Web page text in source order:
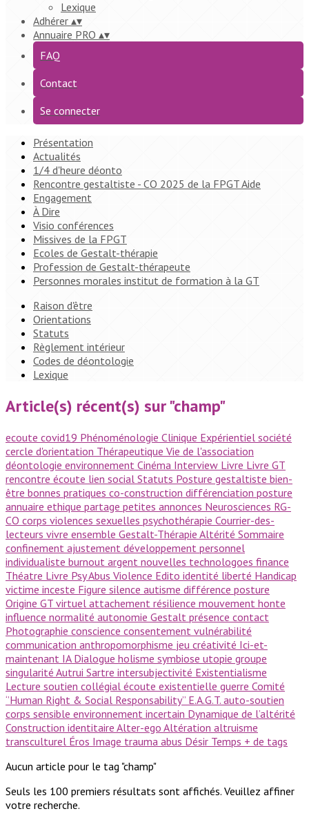
Lexique
Adhérer ▴▾
Annuaire PRO ▴▾
FAQ
Contact
Se connecter
Présentation
Actualités
1/4 d'heure déonto
Rencontre gestaltiste - CO 2025 de la FPGT Aide
Engagement
À Dire
Visio conférences
Missives de la FPGT
Ecoles de Gestalt-thérapie
Profession de Gestalt-thérapeute
Personnes morales institut de formation à la GT
Raison d'être
Orientations
Statuts
Règlement intérieur
Codes de déontologie
Lexique
Article(s) récent(s) sur "champ"
ecoute covid19 Phénoménologie Clinique Expérientiel société
cercle d'orientation Thérapeutique Vie de l'association
déontologie environnement Cinéma Interview Livre Livre GT
rencontre écoute lien social Statuts Posture gestaltiste bien-
être bonnes pratiques co-construction différenciation posture
annuaire ethique partage petites annonces Neurosciences RG-
CO corps violences sexuelles psychothérapie Courrier-des-
lecteurs vivre ensemble Gestalt-Thérapie Altérité Sommaire
confinement ajustement développement personnel
individualiste burnout argent nouvelles technologoes finance
Théatre Livre PsyAbus Violence Edito identité liberté Handicap
victime inceste Figure silence autisme différence posture
Origine GT virtuel attachement résilience mouvement honte
influence normalité autonomie Gestalt présence contact
Photographie conscience consentement vulnérabilité
communication anthropomorphisme jeu créativité Ici-et-
maintenant IA Dialogue holisme symbiose utopie groupe
singularité Autrui Sartre intersubjectivité Existentialisme
Lecture soutien collégial écoute existentielle guerre Comité
‘’Human Right & Social Responsability’’ E.A.G.T. auto-soutien
corps sensible environnement incertain Dynamique de l’altérité
Construction identitaire Alter-ego Altération altruisme
transculturel Éros Image trauma abus Désir Temps + de tags
Aucun article pour le tag "champ"
Seuls les 100 premiers résultats sont affichés. Veuillez affiner
votre recherche.